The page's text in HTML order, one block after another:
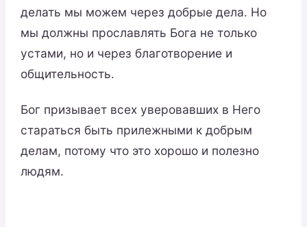
делать мы можем через добрые дела. Но
мы должны прославлять Бога не только
устами, но и через благотворение и
общительность.
Бог призывает всех уверовавших в Него
стараться быть прилежными к добрым
делам, потому что это хорошо и полезно
людям.